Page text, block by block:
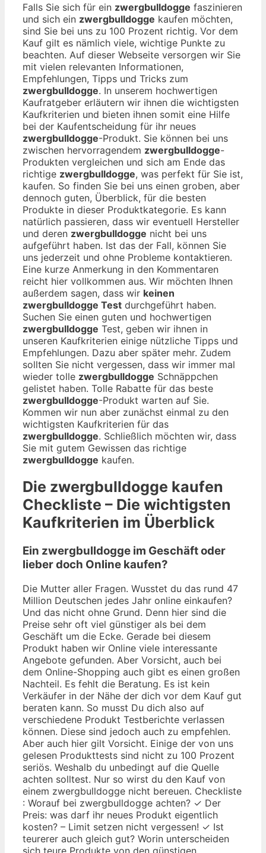
Falls Sie sich für ein zwergbulldogge faszinieren
und sich ein zwergbulldogge kaufen möchten,
sind Sie bei uns zu 100 Prozent richtig. Vor dem
Kauf gilt es nämlich viele, wichtige Punkte zu
beachten. Auf dieser Webseite versorgen wir Sie
mit vielen relevanten Informationen,
Empfehlungen, Tipps und Tricks zum
zwergbulldogge. In unserem hochwertigen
Kaufratgeber erläutern wir ihnen die wichtigsten
Kaufkriterien und bieten ihnen somit eine Hilfe
bei der Kaufentscheidung für ihr neues
zwergbulldogge-Produkt. Sie können bei uns
zwischen hervorragendem zwergbulldogge-
Produkten vergleichen und sich am Ende das
richtige zwergbulldogge, was perfekt für Sie ist,
kaufen. So finden Sie bei uns einen groben, aber
dennoch guten, Überblick, für die besten
Produkte in dieser Produktkategorie. Es kann
natürlich passieren, dass wir eventuell Hersteller
und deren zwergbulldogge nicht bei uns
aufgeführt haben. Ist das der Fall, können Sie
uns jederzeit und ohne Probleme kontaktieren.
Eine kurze Anmerkung in den Kommentaren
reicht hier vollkommen aus. Wir möchten Ihnen
außerdem sagen, dass wir keinen
zwergbulldogge Test durchgeführt haben.
Suchen Sie einen guten und hochwertigen
zwergbulldogge Test, geben wir ihnen in
unseren Kaufkriterien einige nützliche Tipps und
Empfehlungen. Dazu aber später mehr. Zudem
sollten Sie nicht vergessen, dass wir immer mal
wieder tolle zwergbulldogge Schnäppchen
gelistet haben. Tolle Rabatte für das beste
zwergbulldogge-Produkt warten auf Sie.
Kommen wir nun aber zunächst einmal zu den
wichtigsten Kaufkriterien für das
zwergbulldogge. Schließlich möchten wir, dass
Sie mit gutem Gewissen das richtige
zwergbulldogge kaufen.
Die zwergbulldogge kaufen
Checkliste – Die wichtigsten
Kaufkriterien im Überblick
Ein zwergbulldogge im Geschäft oder
lieber doch Online kaufen?
Die Mutter aller Fragen. Wusstet du das rund 47
Million Deutschen jedes Jahr online einkaufen?
Und das nicht ohne Grund. Denn hier sind die
Preise sehr oft viel günstiger als bei dem
Geschäft um die Ecke. Gerade bei diesem
Produkt haben wir Online viele interessante
Angebote gefunden. Aber Vorsicht, auch bei
dem Online-Shopping auch gibt es einen großen
Nachteil. Es fehlt die Beratung. Es ist kein
Verkäufer in der Nähe der dich vor dem Kauf gut
beraten kann. So musst Du dich also auf
verschiedene Produkt Testberichte verlassen
können. Diese sind jedoch auch zu empfehlen.
Aber auch hier gilt Vorsicht. Einige der von uns
gelesen Produkttests sind nicht zu 100 Prozent
seriös. Weshalb du unbedingt auf die Quelle
achten solltest. Nur so wirst du den Kauf von
einem zwergbulldogge nicht bereuen. Checkliste
: Worauf bei zwergbulldogge achten? ✓ Der
Preis: was darf ihr neues Produkt eigentlich
kosten? – Limit setzen nicht vergessen! ✓ Ist
teurerer auch gleich gut? Worin unterscheiden
sich teure Produkte von den günstigen